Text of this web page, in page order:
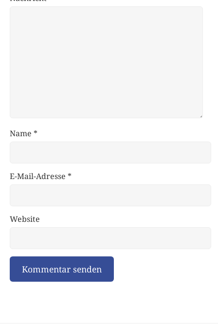
Name *
E-Mail-Adresse *
Website